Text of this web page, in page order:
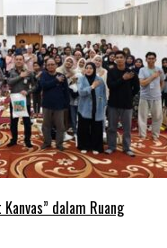
dalam Ruang